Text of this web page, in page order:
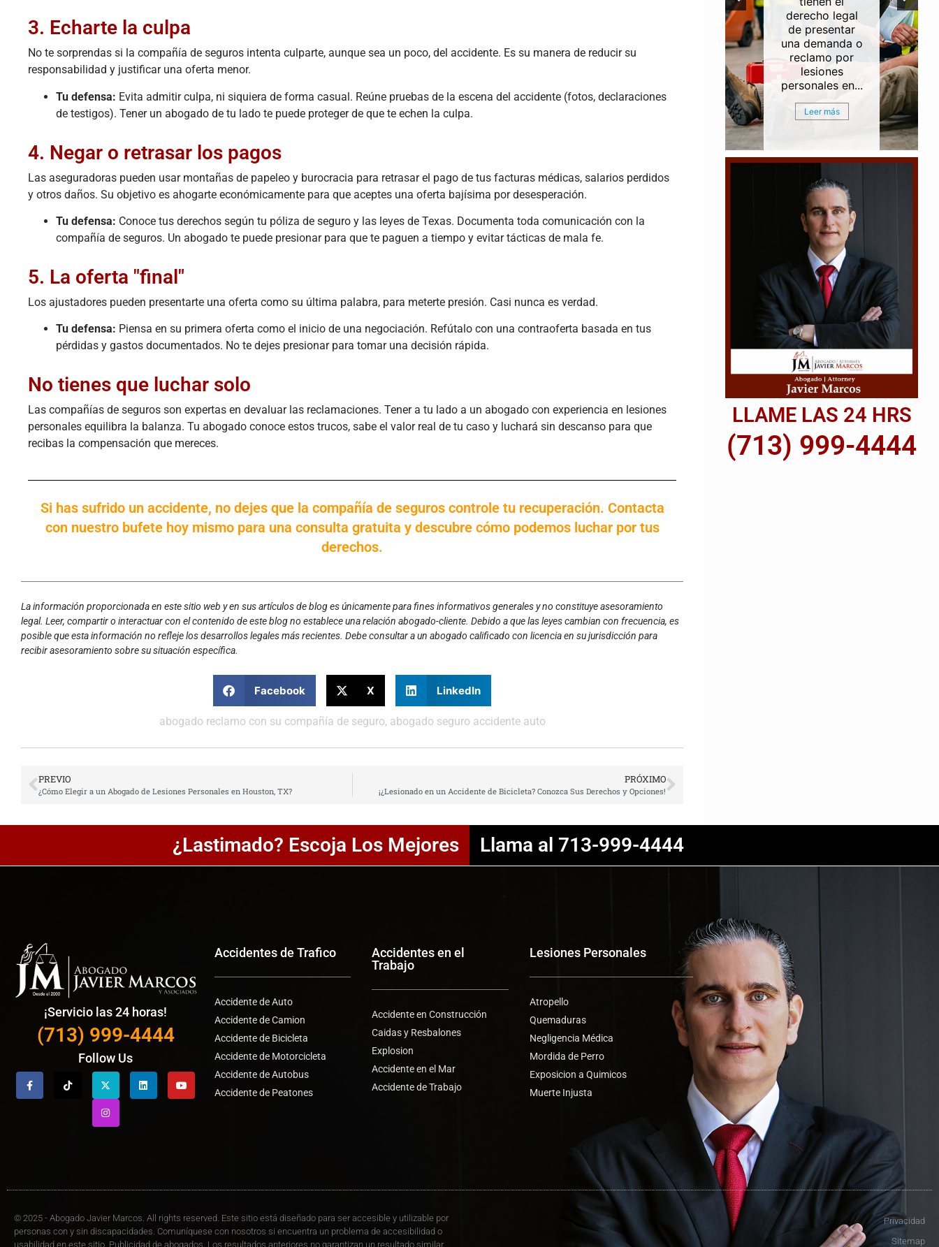
3. Echarte la culpa
No te sorprendas si la compañía de seguros intenta culparte, aunque sea un poco, del accidente. Es su manera de reducir su
responsabilidad y justificar una oferta menor.
Tu defensa: Evita admitir culpa, ni siquiera de forma casual. Reúne pruebas de la escena del accidente (fotos, declaraciones
de testigos). Tener un abogado de tu lado te puede proteger de que te echen la culpa.
4. Negar o retrasar los pagos
Las aseguradoras pueden usar montañas de papeleo y burocracia para retrasar el pago de tus facturas médicas, salarios perdidos
y otros daños. Su objetivo es ahogarte económicamente para que aceptes una oferta bajísima por desesperación.
Tu defensa: Conoce tus derechos según tu póliza de seguro y las leyes de Texas. Documenta toda comunicación con la
compañía de seguros. Un abogado te puede presionar para que te paguen a tiempo y evitar tácticas de mala fe.
5. La oferta "final"
Los ajustadores pueden presentarte una oferta como su última palabra, para meterte presión. Casi nunca es verdad.
Tu defensa: Piensa en su primera oferta como el inicio de una negociación. Refútalo con una contraoferta basada en tus
pérdidas y gastos documentados. No te dejes presionar para tomar una decisión rápida.
No tienes que luchar solo
Las compañías de seguros son expertas en devaluar las reclamaciones. Tener a tu lado a un abogado con experiencia en lesiones
personales equilibra la balanza. Tu abogado conoce estos trucos, sabe el valor real de tu caso y luchará sin descanso para que
recibas la compensación que mereces.
Si has sufrido un accidente, no dejes que la compañía de seguros controle tu recuperación. Contacta
con nuestro bufete hoy mismo para una consulta gratuita y descubre cómo podemos luchar por tus
derechos.
La información proporcionada en este sitio web y en sus artículos de blog es únicamente para fines informativos generales y no constituye asesoramiento
legal. Leer, compartir o interactuar con el contenido de este blog no establece una relación abogado-cliente. Debido a que las leyes cambian con frecuencia, es
posible que esta información no refleje los desarrollos legales más recientes. Debe consultar a un abogado calificado con licencia en su jurisdicción para
recibir asesoramiento sobre su situación específica.
Facebook X LinkedIn
abogado reclamo con su compañía de seguro, abogado seguro accidente auto
PREVIO
¿Cómo Elegir a un Abogado de Lesiones Personales en Houston, TX?
PRÓXIMO
¡¿Lesionado en un Accidente de Bicicleta? Conozca Sus Derechos y Opciones!
transformación
Leer más
de Navegación
derecho legal
de presentar
una demanda o
reclamo por
lesiones
personales en...
Leer más
LLAME LAS 24 HRS
(713) 999-4444
¿Lastimado? Escoja Los Mejores Llama al 713-999-4444
¡Servicio las 24 horas!
(713) 999-4444
Follow Us
Accidentes de Trafico
Accidente de Auto
Accidente de Camion
Accidente de Bicicleta
Accidente de Motorcicleta
Accidente de Autobus
Accidente de Peatones
Accidentes en el
Trabajo
Accidente en Construcción
Caidas y Resbalones
Explosion
Accidente en el Mar
Accidente de Trabajo
Lesiones Personales
Atropello
Quemaduras
Negligencia Médica
Mordida de Perro
Exposicion a Quimicos
Muerte Injusta
© 2025 - Abogado Javier Marcos. All rights reserved. Este sitio está diseñado para ser accesible y utilizable por
personas con y sin discapacidades. Comuníquese con nosotros si encuentra un problema de accesibilidad o
usabilidad en este sitio. Publicidad de abogados. Los resultados anteriores no garantizan un resultado similar.
Privacidad
Sitemap